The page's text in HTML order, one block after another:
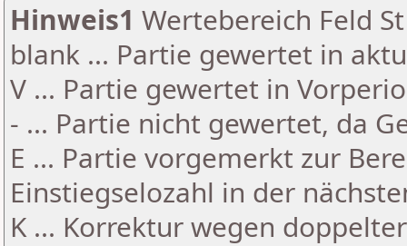
Hinweis1 Wertebereich Feld
blank ... Partie gewertet in
V ... Partie gewertet in
- ... Partie nicht gewertet, da
E ... Partie vorgemerkt zur
Einstiegselozahl in der
K ... Korrektur wegen